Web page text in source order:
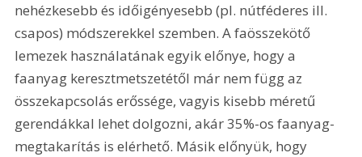
nehézkesebb és időigényesebb (pl. nútféderes ill.
csapos) módszerekkel szemben. A faösszekötő
lemezek használatának egyik előnye, hogy a
faanyag keresztmetszetétől már nem függ az
összekapcsolás erőssége, vagyis kisebb méretű
gerendákkal lehet dolgozni, akár 35%-os faanyag-
megtakarítás is elérhető. Másik előnyük, hogy